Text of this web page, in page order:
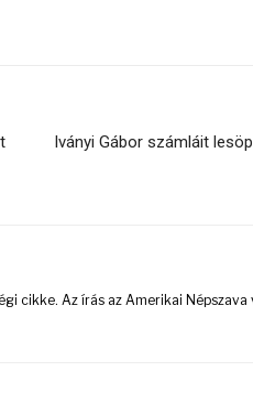
Iványi Gábor számláit
cikke. Az írás az Amerikai